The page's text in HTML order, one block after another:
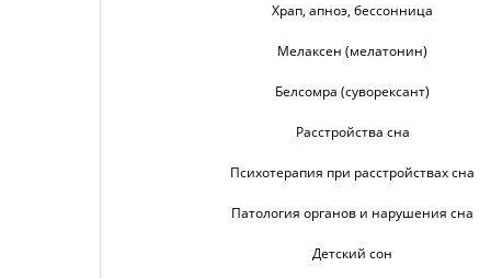
Храп, апноэ, бессонница
Мелаксен (мелатонин)
Белсомра (суворексант)
Расстройства сна
Психотерапия при расстройствах сна
Патология органов и нарушения сна
Детский сон